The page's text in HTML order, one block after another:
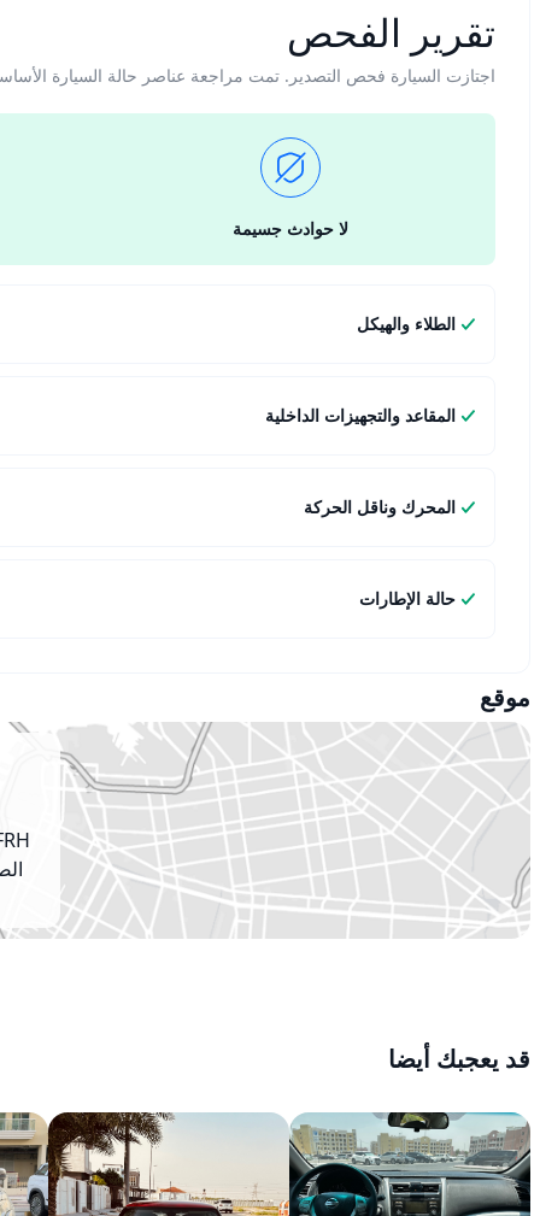
تقرير الفحص
اجتازت السيارة فحص التصدير. تمت مراجعة عناصر حالة السيارة
لا حوادث جسيمة
الطلاء والهيكل
المقاعد والتجهيزات الداخلية
المحرك وناقل الحركة
حالة الإطارات
موقع
قد يعجبك أيضا